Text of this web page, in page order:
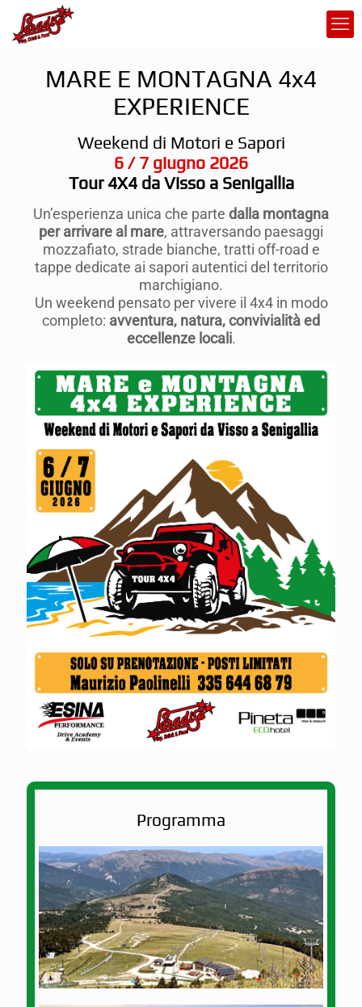
MARE E MONTAGNA 4x4
EXPERIENCE
Weekend di Motori e Sapori
6 / 7 giugno 2026
Tour 4X4 da Visso a Senigallia
Un’esperienza unica che parte dalla montagna
per arrivare al mare, attraversando paesaggi
mozzafiato, strade bianche, tratti off-road e
tappe dedicate ai sapori autentici del territorio
marchigiano.
Un weekend pensato per vivere il 4x4 in modo
completo: avventura, natura, convivialità ed
eccellenze locali.
Programma